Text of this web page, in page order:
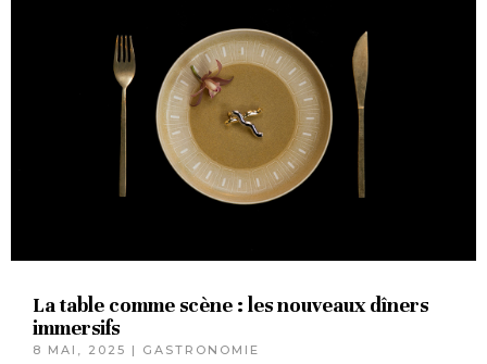
La table comme scène : les nouveaux dîners
immersifs
8 MAI, 2025 | GASTRONOMIE